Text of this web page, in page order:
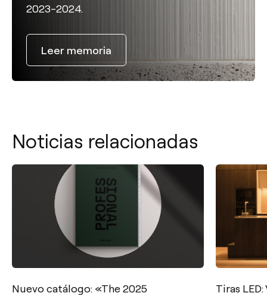
2023-2024.
Leer memoria
Noticias relacionadas
Nuevo catálogo: «The 2025
Tiras
Contacto